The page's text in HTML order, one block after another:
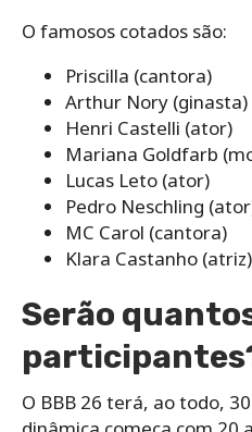
O famosos cotados são:
Priscilla (cantora)
Arthur Nory (ginasta)
Henri Castelli (ator)
Mariana Goldfarb
Lucas Leto (ator)
Pedro Neschling
MC Carol (cantora)
Klara Castanho
Serão
O BBB 26 terá, ao todo,